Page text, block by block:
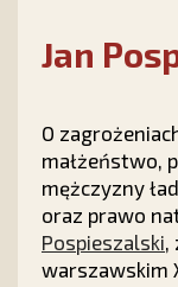
Jan
O
małżeństwo,
mężczyzny
oraz prawo
Pospieszalski,
warszawskim